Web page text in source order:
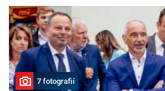
7 fotografií